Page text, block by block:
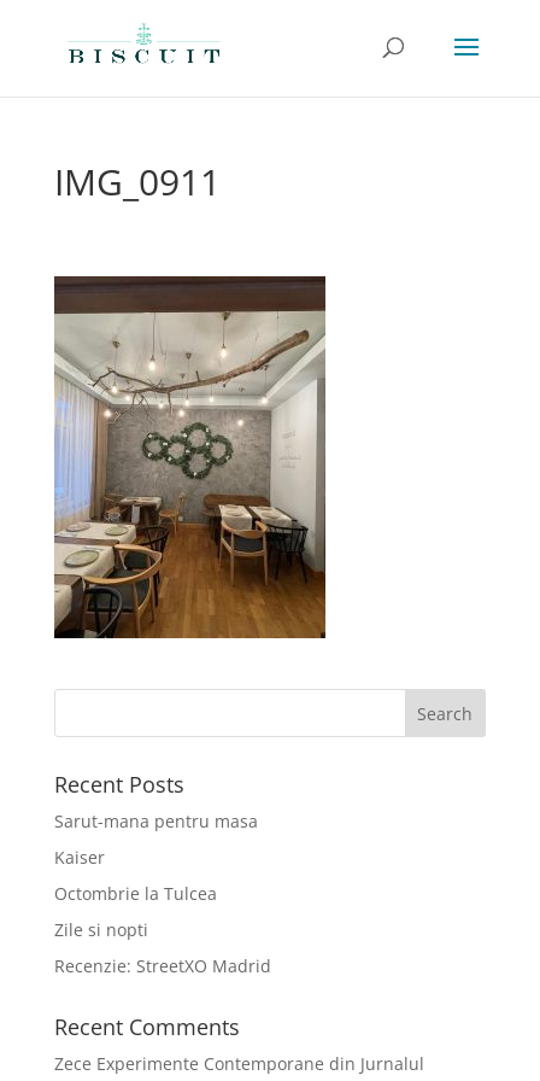
IMG_0911
Recent Posts
Sarut-mana pentru masa
Kaiser
Octombrie la Tulcea
Zile si nopti
Recenzie: StreetXO Madrid
Recent Comments
Zece Experimente Contemporane din Jurnalul